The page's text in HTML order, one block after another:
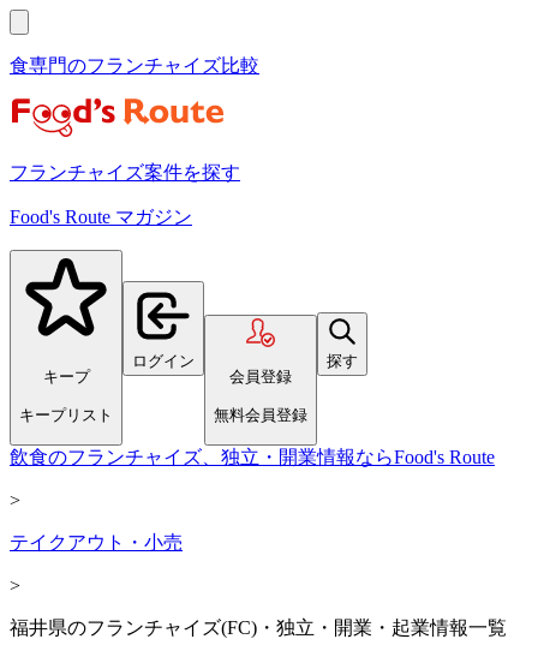
食専門のフランチャイズ比較
フランチャイズ案件を探す
Food's Route マガジン
キープ
キープリスト
ログイン
会員登録
無料会員登録
探す
飲食のフランチャイズ、独立・開業情報ならFood's Route
>
テイクアウト・小売
>
福井県のフランチャイズ(FC)・独立・開業・起業情報一覧